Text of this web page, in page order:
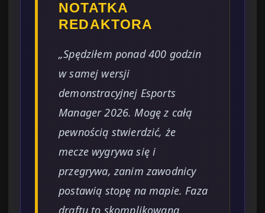
NOTATKA
REDAKTORA
„Spędziłem ponad 400 godzin
w samej wersji
demonstracyjnej Esports
Manager 2026. Mogę z całą
pewnością stwierdzić, że
mecze wygrywa się i
przegrywa, zanim zawodnicy
postawią stopę na mapie. Faza